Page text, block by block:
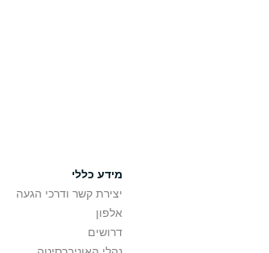
מידע כללי
יצירת קשר ודרכי הגעה
אלפון
דרושים